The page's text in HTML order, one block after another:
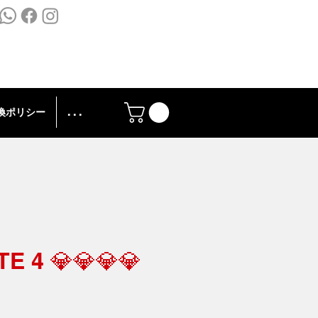
ポリシー . . .
4 💎💎💎💎